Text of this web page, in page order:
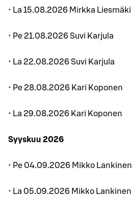
• La 15.08.2026 Mirkka Liesmäki
• Pe 21.08.2026 Suvi Karjula
• La 22.08.2026 Suvi Karjula
• Pe 28.08.2026 Kari Koponen
• La 29.08.2026 Kari Koponen
Syyskuu 2026
• Pe 04.09.2026 Mikko Lankinen
• La 05.09.2026 Mikko Lankinen